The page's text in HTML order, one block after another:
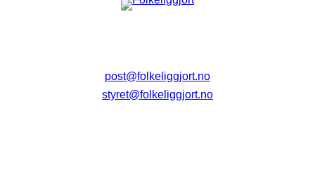
post@folkeliggjort.no
styret@folkeliggjort.no